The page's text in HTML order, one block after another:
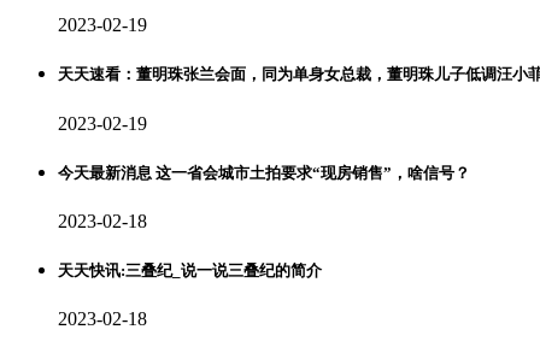
2023-02-19
天天速看：董明珠张兰会面，同为单身女总裁，董明珠儿子低调汪小
2023-02-19
今天最新消息 这一省会城市土拍要求“现房销售”，啥信号？
2023-02-18
天天快讯:三叠纪_说一说三叠纪的简介
2023-02-18